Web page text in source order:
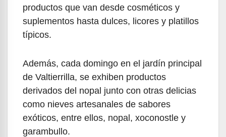
productos que van desde cosméticos y
suplementos hasta dulces, licores y platillos
típicos.
Además, cada domingo en el jardín principal
de Valtierrilla, se exhiben productos
derivados del nopal junto con otras delicias
como nieves artesanales de sabores
exóticos, entre ellos, nopal, xoconostle y
garambullo.